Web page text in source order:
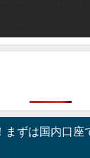
まずは国内口座